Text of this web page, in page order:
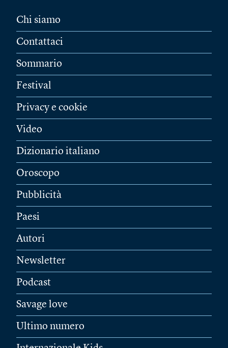
Chi siamo
Contattaci
Sommario
Festival
Privacy e cookie
Video
Dizionario italiano
Oroscopo
Pubblicità
Paesi
Autori
Newsletter
Podcast
Savage love
Ultimo numero